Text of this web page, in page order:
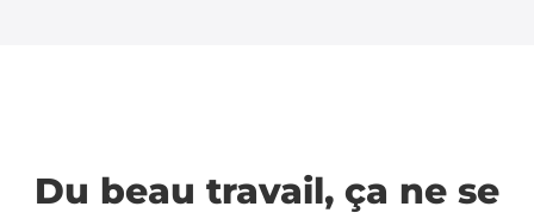
Du beau travail, ça ne se